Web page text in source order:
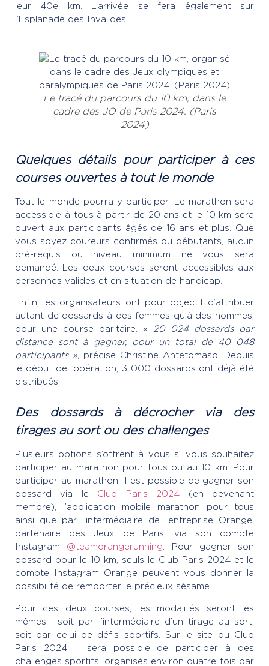
leur 40e km. L’arrivée se fera également sur
l’Esplanade des Invalides.
Le tracé du parcours du 10 km, dans le
cadre des JO de Paris 2024. (Paris
2024)
Quelques détails pour participer à ces
courses ouvertes à tout le monde
Tout le monde pourra y participer. Le marathon sera
accessible à tous à partir de 20 ans et le 10 km sera
ouvert aux participants âgés de 16 ans et plus. Que
vous soyez coureurs confirmés ou débutants, aucun
pré-requis ou niveau minimum ne vous sera
demandé. Les deux courses seront accessibles aux
personnes valides et en situation de handicap.
Enfin, les organisateurs ont pour objectif d’attribuer
autant de dossards à des femmes qu’à des hommes,
pour une course paritaire. « 20 024 dossards par
distance sont à gagner, pour un total de 40 048
participants », précise Christine Antetomaso. Depuis
le début de l’opération, 3 000 dossards ont déjà été
distribués.
Des dossards à décrocher via des
tirages au sort ou des challenges
Plusieurs options s’offrent à vous si vous souhaitez
participer au marathon pour tous ou au 10 km. Pour
participer au marathon, il est possible de gagner son
dossard via le Club Paris 2024 (en devenant
membre), l’application mobile marathon pour tous
ainsi que par l’intermédiaire de l’entreprise Orange,
partenaire des Jeux de Paris, via son compte
Instagram @teamorangerunning . Pour gagner son
dossard pour le 10 km, seuls le Club Paris 2024 et le
compte Instagram Orange peuvent vous donner la
possibilité de remporter le précieux sésame.
Pour ces deux courses, les modalités seront les
mêmes : soit par l’intermédiaire d’un tirage au sort,
soit par celui de défis sportifs. Sur le site du Club
Paris 2024, il sera possible de participer à des
challenges sportifs, organisés environ quatre fois par